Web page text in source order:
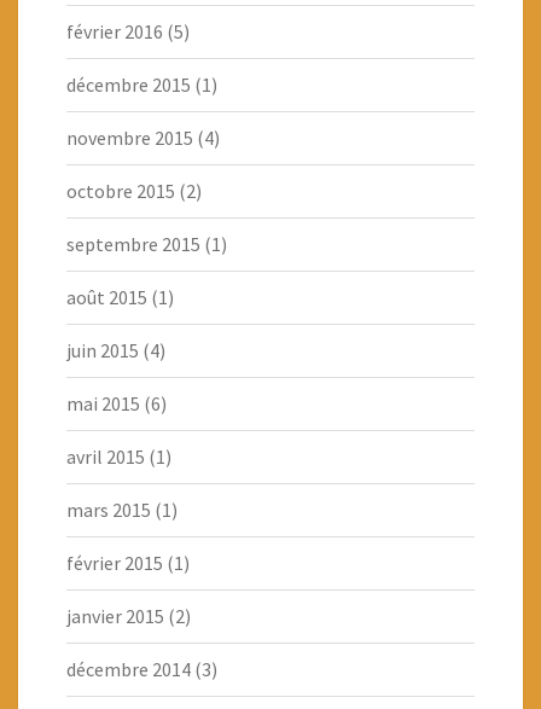
février 2016 (5)
décembre 2015 (1)
novembre 2015 (4)
octobre 2015 (2)
septembre 2015 (1)
août 2015 (1)
juin 2015 (4)
mai 2015 (6)
avril 2015 (1)
mars 2015 (1)
février 2015 (1)
janvier 2015 (2)
décembre 2014 (3)